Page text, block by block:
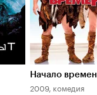
Начало времен
2009, комедия